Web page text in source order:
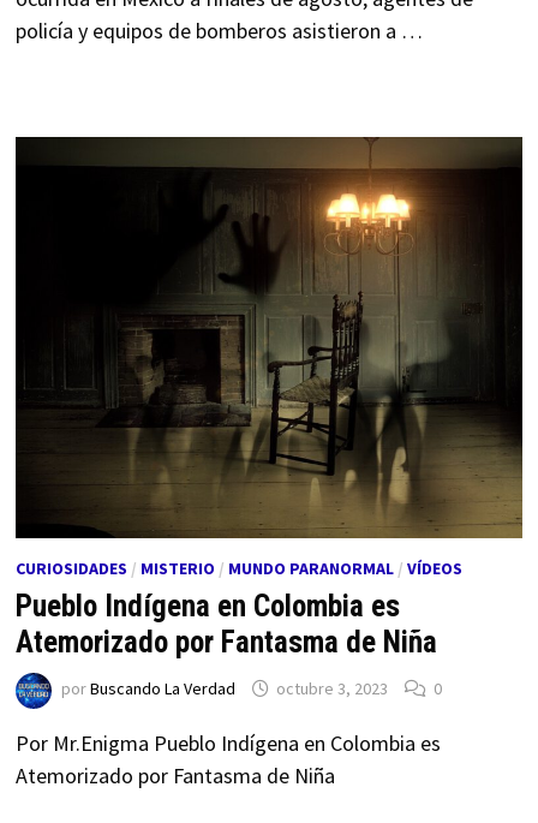
policía y equipos de bomberos asistieron a …
CURIOSIDADES / MISTERIO / MUNDO PARANORMAL/ VÍDEOS
Pueblo Indígena en Colombia es
Atemorizado por Fantasma de Niña
porBuscando La Verdad octubre 3, 2023 0
Por Mr.Enigma Pueblo Indígena en Colombia es
Atemorizado por Fantasma de Niña